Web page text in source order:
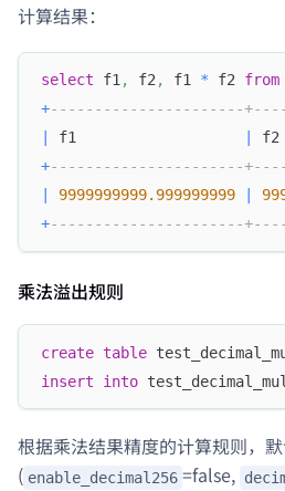
计算结果：
select f1, f2, f1 * f2 from
+----------------------
f1
+----------------------
9999999999.999999999
+----------------------
乘法溢出规则
create table
insert
into
根据乘法结果精度的计算规则，
( enable_decimal256 =false,